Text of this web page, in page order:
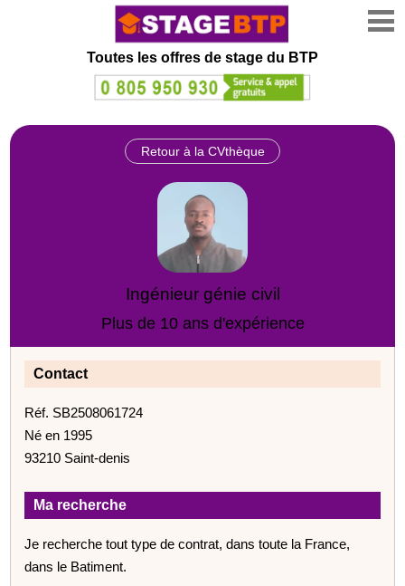
Toutes les offres de stage du BTP
Retour à la CVthèque
Ingénieur génie civil
Plus de 10 ans d'expérience
Contact
Réf. SB2508061724
Né en 1995
93210 Saint-denis
Ma recherche
Je recherche tout type de contrat, dans toute la France,
dans le Batiment.